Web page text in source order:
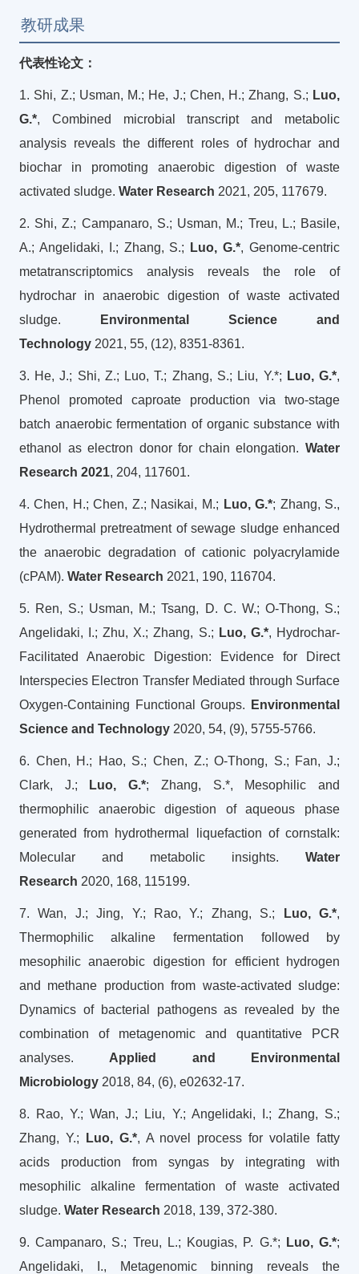
教研成果
代表性论文：
1. Shi, Z.; Usman, M.; He, J.; Chen, H.; Zhang, S.; Luo,
G.*, Combined microbial transcript and metabolic
analysis reveals the different roles of hydrochar and
biochar in promoting anaerobic digestion of waste
activated sludge. Water Research 2021, 205, 117679.
2. Shi, Z.; Campanaro, S.; Usman, M.; Treu, L.; Basile,
A.; Angelidaki, I.; Zhang, S.;
Luo, G.*, Genome-centric
metatranscriptomics analysis reveals the role of
hydrochar in anaerobic digestion of waste activated
sludge.
Environmental Science and
Technology2021, 55, (12), 8351-8361.
3. He, J.; Shi, Z.; Luo, T.; Zhang, S.; Liu, Y.*; Luo, G.*,
Phenol promoted caproate production via two-stage
batch anaerobic fermentation of organic substance with
ethanol as electron donor for chain elongation. Water
Research 2021, 204, 117601.
4. Chen, H.; Chen, Z.; Nasikai, M.; Luo, G.*; Zhang, S.,
Hydrothermal pretreatment of sewage sludge enhanced
the anaerobic degradation of cationic polyacrylamide
(cPAM). Water Research 2021, 190, 116704.
5. Ren, S.; Usman, M.; Tsang, D. C. W.; O-Thong, S.;
Angelidaki, I.; Zhu, X.; Zhang, S.; Luo, G.*, Hydrochar-
Facilitated Anaerobic Digestion: Evidence for Direct
Interspecies Electron Transfer Mediated through Surface
Oxygen-Containing Functional Groups.
Environmental
Science and Technology2020, 54, (9), 5755-5766.
6. Chen, H.; Hao, S.; Chen, Z.; O-Thong, S.; Fan, J.;
Clark, J.;
Luo, G.*; Zhang, S.*, Mesophilic and
thermophilic anaerobic digestion of aqueous phase
generated from hydrothermal liquefaction of cornstalk:
Molecular and metabolic insights.Water
Research 2020, 168, 115199.
7. Wan, J.; Jing, Y.; Rao, Y.; Zhang, S.; Luo, G.*,
Thermophilic alkaline fermentation followed by
mesophilic anaerobic digestion for efficient hydrogen
and methane production from waste-activated sludge:
Dynamics of bacterial pathogens as revealed by the
combination of metagenomic and quantitative PCR
analyses. Applied and Environmental
Microbiology2018, 84, (6), e02632-17.
8. Rao, Y.; Wan, J.; Liu, Y.; Angelidaki, I.; Zhang, S.;
Zhang, Y.;
Luo, G.*, A novel process for volatile fatty
acids production from syngas by integrating with
mesophilic alkaline fermentation of waste activated
sludge. Water Research 2018, 139, 372-380.
9. Campanaro, S.; Treu, L.; Kougias, P. G.*; Luo, G.*;
Angelidaki, I., Metagenomic binning reveals the